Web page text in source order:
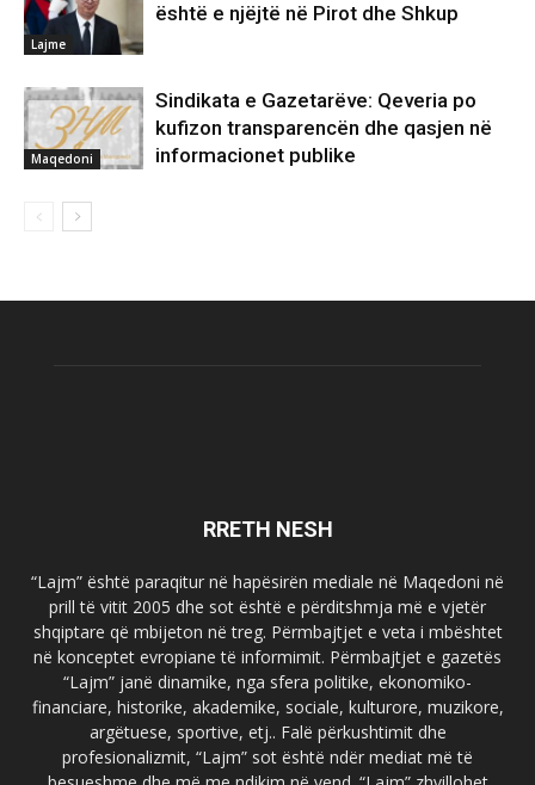
Lajme
është e njëjtë në Pirot dhe Shkup
Maqedoni
Sindikata e Gazetarëve: Qeveria po
kufizon transparencën dhe qasjen në
informacionet publike
RRETH NESH
“Lajm” është paraqitur në hapësirën mediale në Maqedoni në
prill të vitit 2005 dhe sot është e përditshmja më e vjetër
shqiptare që mbijeton në treg. Përmbajtjet e veta i mbështet
në konceptet evropiane të informimit. Përmbajtjet e gazetës
“Lajm” janë dinamike, nga sfera politike, ekonomiko-
financiare, historike, akademike, sociale, kulturore, muzikore,
argëtuese, sportive, etj.. Falë përkushtimit dhe
profesionalizmit, “Lajm” sot është ndër mediat më të